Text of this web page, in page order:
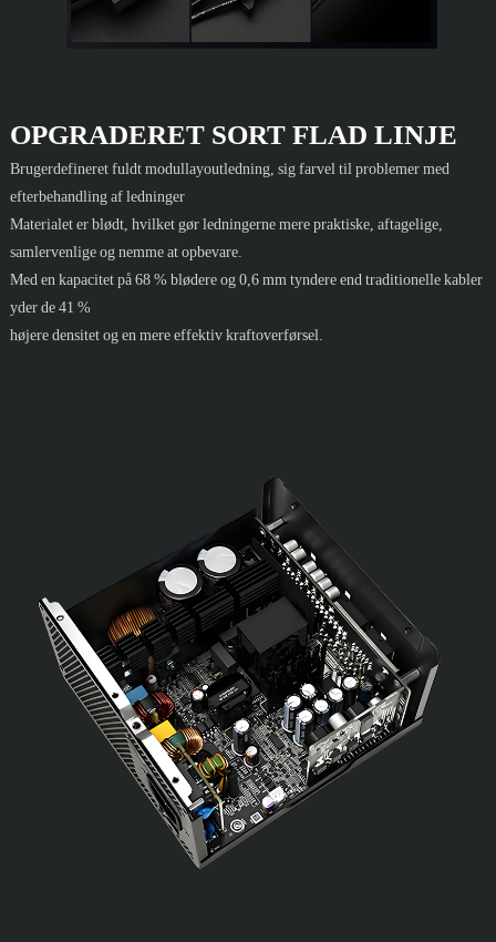
OPGRADERET SORT FLAD LINJE
Brugerdefineret fuldt modullayoutledning, sig farvel til problemer med
efterbehandling af ledninger
Materialet er blødt, hvilket gør ledningerne mere praktiske, aftagelige,
samlervenlige og nemme at opbevare.
Med en kapacitet på 68 % blødere og 0,6 mm tyndere end traditionelle kabler
yder de 41 %
højere densitet og en mere effektiv kraftoverførsel.